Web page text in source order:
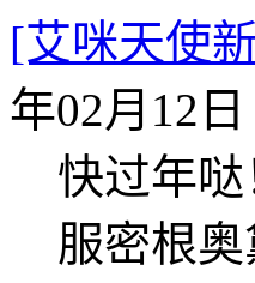
[艾咪天使
年02月12日
快过年
服密根